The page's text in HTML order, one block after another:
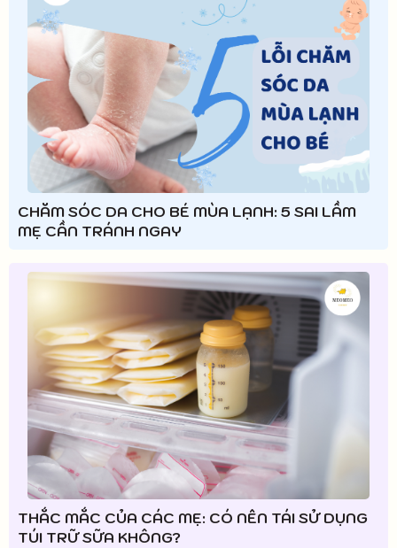
CHĂM SÓC DA CHO BÉ MÙA LẠNH: 5 SAI LẦM
MẸ CẦN TRÁNH NGAY
THẮC MẮC CỦA CÁC MẸ: CÓ NÊN TÁI SỬ DỤNG
TÚI TRỮ SỮA KHÔNG?